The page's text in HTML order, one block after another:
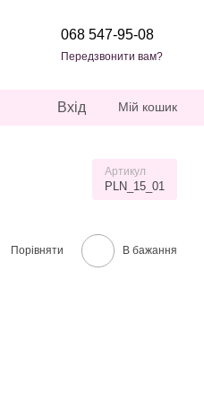
068 547-95-08
Передзвонити вам?
Вхід Мій кошик
Артикул
PLN_15_01
Порівняти В бажання